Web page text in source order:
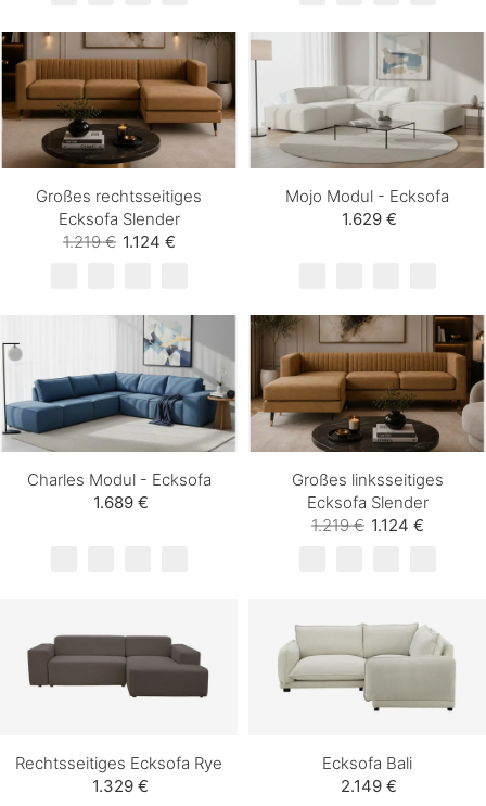
Großes rechtsseitiges
Ecksofa Slender
1.124 €
1.219 €
Mojo Modul - Ecksofa
1.629 €
Charles Modul - Ecksofa
1.689 €
Großes linksseitiges
Ecksofa Slender
1.124 €
1.219 €
Rechtsseitiges Ecksofa Rye
1.329 €
Ecksofa Bali
2.149 €